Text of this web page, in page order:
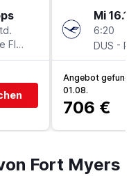
Fluglinien
Mi 16.12.
6:20
DUS -
Angebot
01.08.
706 €
Fort Myers